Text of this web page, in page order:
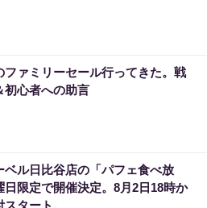
ファミリーセール行ってきた。戦
初心者への助言
ベル日比谷店の「パフェ食べ放
日限定で開催決定。8月2日18時か
タート。